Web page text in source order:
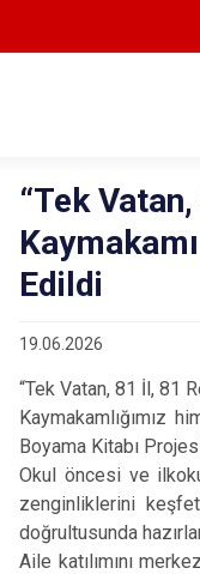
“Tek
Edildi
19.06.2026
“Tek Vatan, 81 İl, 81
Kaymakamlığımız
Boyama Kitabı
Okul öncesi ve
zenginliklerini
doğrultusunda
Aile katılımını